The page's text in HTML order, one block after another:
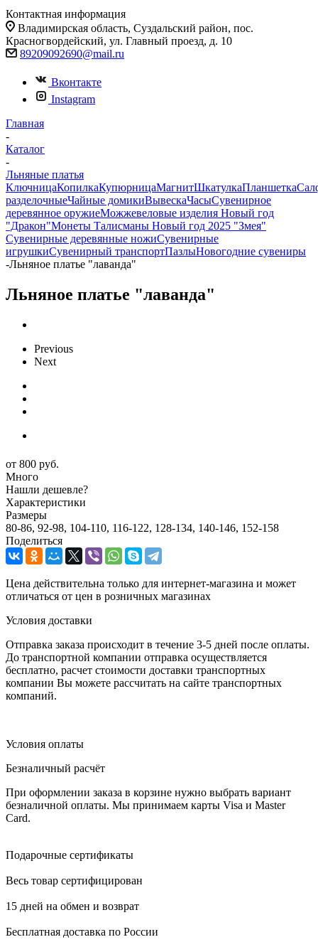
Контактная информация
Владимирская область, Суздальский район, пос.
Красногвордейский, ул. Главный проезд, д. 10
89209092690@mail.ru
Вконтакте
Instagram
Главная
-
Каталог
-
Льняные платья
КлючницаКопилкаКупюрницаМагнитШкатулкаПланшетка
разделочныеЧайные домикиВывескаЧасыСувенирное
деревянное оружиеМожжевеловые изделия Новый год
"Дракон"Монеты Талисманы Новый год 2025 "Змея"
Сувенирные деревянные ножиСувенирные
игрушкиСувенирный транспортПазлыНовогодние сувениры
-Льняное платье "лаванда"
Льняное платье "лаванда"
Previous
Next
от 800 руб.
Много
Нашли дешевле?
Характеристики
Размеры
80-86, 92-98, 104-110, 116-122, 128-134, 140-146, 152-158
Поделиться
Цена действительна только для интернет-магазина и может
отличаться от цен в розничных магазинах
Условия доставки
Отправка заказа происходит в течение 3-5 дней после оплаты.
До транспортной компании отправка осуществляется
бесплатно, расчет стоимости доставки транспортных
компании Вы можете рассчитать на сайте транспортных
компаний.
Условия оплаты
Безналичный расчёт
При оформлении заказа в корзине нужно выбрать вариант
безналичной оплаты. Мы принимаем карты Visa и Master
Card.
Подарочные сертификаты
Весь товар сертифицирован
15 дней на обмен и возврат
Бесплатная доставка по России